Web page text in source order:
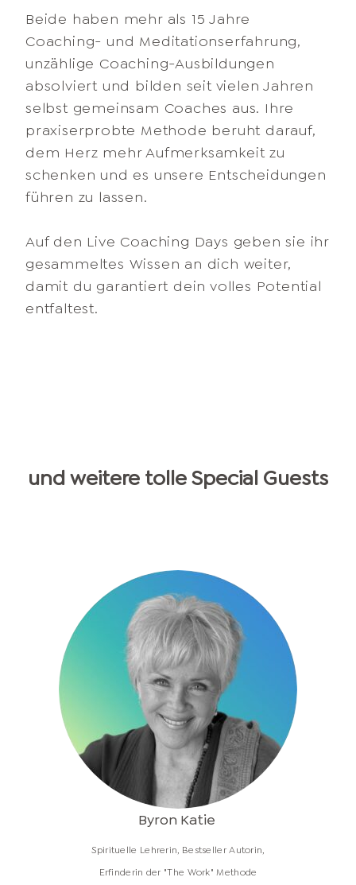
Beide haben mehr als 15 Jahre
Coaching- und Meditationserfahrung,
unzählige Coaching-Ausbildungen
absolviert und bilden seit vielen Jahren
selbst gemeinsam Coaches aus. Ihre
praxiserprobte Methode beruht darauf,
dem Herz mehr Aufmerksamkeit zu
schenken und es unsere Entscheidungen
führen zu lassen.
Auf den Live Coaching Days geben sie ihr
gesammeltes Wissen an dich weiter,
damit du garantiert dein volles Potential
entfaltest.
und weitere tolle Special Guests
Byron Katie
Spirituelle Lehrerin, Bestseller Autorin,
Erfinderin der "The Work" Methode